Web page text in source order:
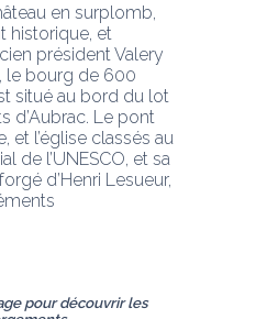
en surplomb,
historique, et
président Valery
le bourg de 600
situé au bord du lot
d’Aubrac. Le pont
et l’église classés au
de l’UNESCO, et sa
d’Henri Lesueur,
pour découvrir les